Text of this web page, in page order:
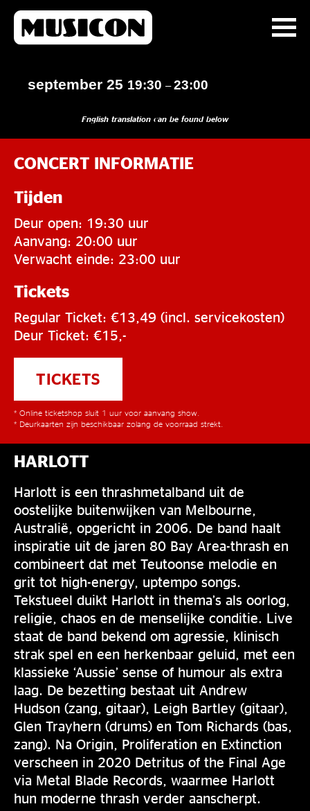
september 25 19:30 –23:00
English translation can be found below
CONCERT INFORMATIE
Tijden
Deur open: 19:30 uur
Aanvang: 20:00 uur
Verwacht einde: 23:00 uur
Tickets
Regular Ticket: €13,49 (incl. servicekosten)
Deur Ticket: €15,-
TICKETS
* Online ticketshop sluit 1 uur voor aanvang show.
* Deurkaarten zijn beschikbaar zolang de voorraad strekt.
HARLOTT
Harlott is een thrashmetalband uit de
oostelijke buitenwijken van Melbourne,
Australië, opgericht in 2006. De band haalt
inspiratie uit de jaren 80 Bay Area-thrash en
combineert dat met Teutoonse melodie en
grit tot high-energy, uptempo songs.
Tekstueel duikt Harlott in thema’s als oorlog,
religie, chaos en de menselijke conditie. Live
staat de band bekend om agressie, klinisch
strak spel en een herkenbaar geluid, met een
klassieke ‘Aussie’ sense of humour als extra
laag. De bezetting bestaat uit Andrew
Hudson (zang, gitaar), Leigh Bartley (gitaar),
Glen Trayhern (drums) en Tom Richards (bas,
zang). Na Origin, Proliferation en Extinction
verscheen in 2020 Detritus of the Final Age
via Metal Blade Records, waarmee Harlott
hun moderne thrash verder aanscherpt.